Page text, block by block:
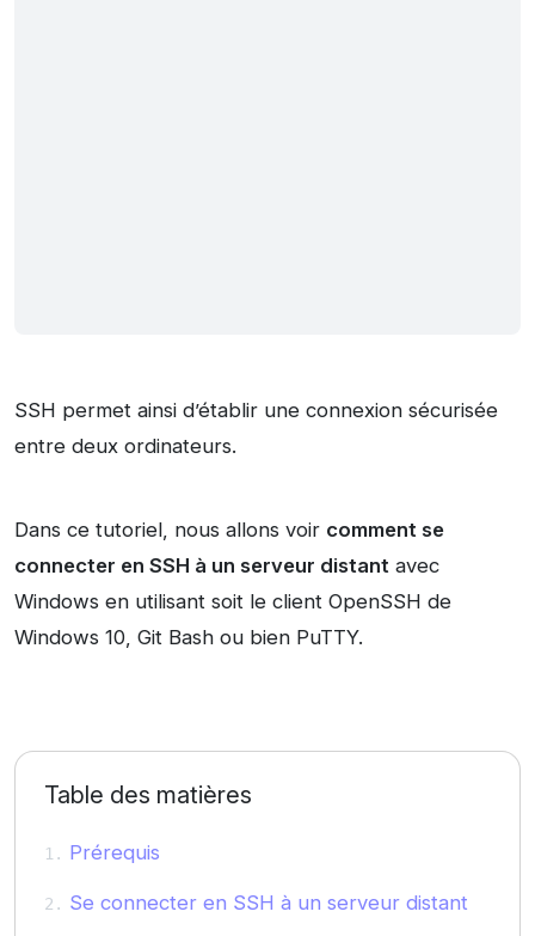
SSH permet ainsi d’établir une connexion sécurisée
entre deux ordinateurs.
Dans ce tutoriel, nous allons voir comment se
connecter en SSH à un serveur distant avec
Windows en utilisant soit le client OpenSSH de
Windows 10, Git Bash ou bien PuTTY.
Table des matières
Prérequis
Se connecter en SSH à un serveur distant